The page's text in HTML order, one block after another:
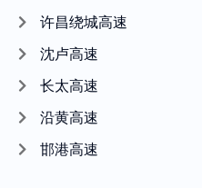
许昌绕城高速
沈卢高速
长太高速
沿黄高速
邯港高速